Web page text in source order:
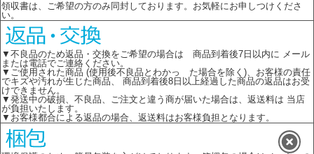
領収書は、ご希望の方のみ同封しております。お気軽にお申しつけくださ
い。
▼不良品のため返品・交換をご希望の場合は 商品到着後7日以内に メール
または電話でご連絡ください。
▼ご使用された商品 (使用後不良品とわかっ た場合を除く)、お客様の責任
でキズや汚れが生じた商品、 商品到着後8日以上経過した商品の返品はお受
けできません。
▼発送中の破損、不良品、ご注文と違う商が届いた場合は、返送料は 当店
が負担いたします。
▼お客様都合による返品の場合、返送料はお客様負担となります。